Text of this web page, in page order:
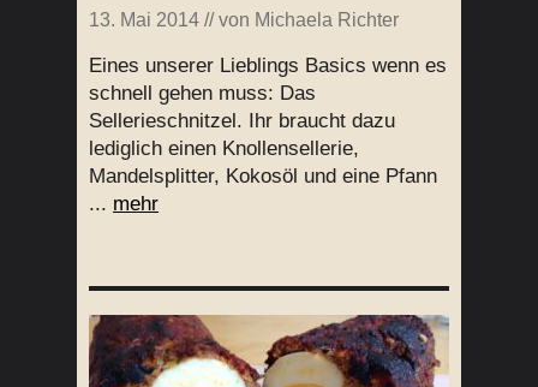
13. Mai 2014 // von Michaela Richter
Eines unserer Lieblings Basics wenn es
schnell gehen muss: Das
Sellerieschnitzel. Ihr braucht dazu
lediglich einen Knollensellerie,
Mandelsplitter, Kokosöl und eine Pfann
... mehr